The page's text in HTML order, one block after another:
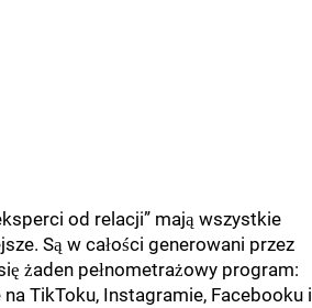
od relacji” mają wszystkie
Są w całości generowani przez
żaden pełnometrażowy program:
TikToku, Instagramie, Facebooku i